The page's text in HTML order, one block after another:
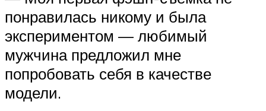
понравилась никому и была
экспериментом — любимый
мужчина предложил мне
попробовать себя в качестве
модели.